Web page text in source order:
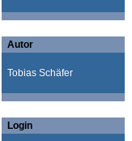
Autor
Tobias Schäfer
Login